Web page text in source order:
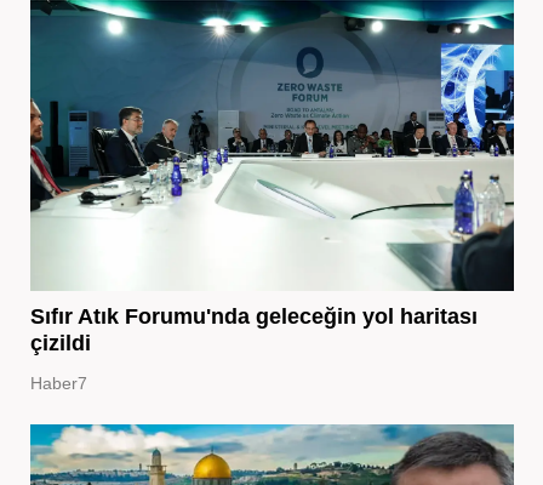
Sıfır Atık Forumu'nda geleceğin yol haritası
çizildi
Haber7